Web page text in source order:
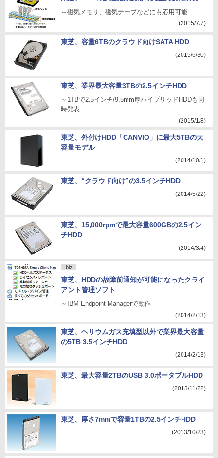
～磁気メモリ、磁気テープなどにも応用可能
(2015/7/7)
東芝、容量6TBのクラウド向けSATA HDD
(2015/6/30)
東芝、業界最大容量3TBの2.5インチHDD
～1TBで2.5インチ/9.5mm厚ハイブリッドHDDも同
時発表
(2015/1/8)
東芝、外付けHDD「CANVIO」に最大5TBの大
容量モデル
(2014/10/1)
東芝、“クラウド向け”の3.5インチHDD
(2014/5/22)
東芝、15,000rpmで最大容量600GBの2.5イン
チHDD
(2014/3/4)
.biz
東芝、HDDの故障前通知が可能になったクライ
アント管理ソフト
～IBM Endpoint Managerで動作
(2014/2/13)
東芝、ヘリウムガス充填型以外で業界最大容量
の5TB 3.5インチHDD
(2014/2/13)
東芝、最大容量2TBのUSB 3.0ポータブルHDD
(2013/11/22)
東芝、厚さ7mmで容量1TBの2.5インチHDD
(2013/10/23)